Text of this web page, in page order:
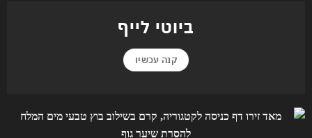
ביוטי לייף
קנה עכשיו